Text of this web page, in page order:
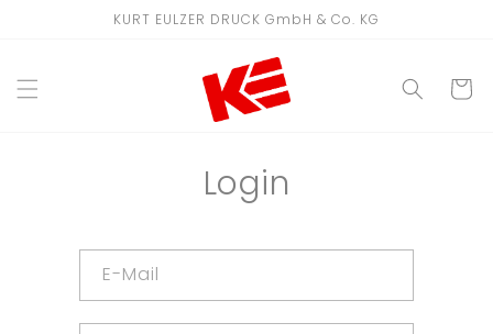
KURT EULZER DRUCK GmbH & Co. KG
Login
E-Mail